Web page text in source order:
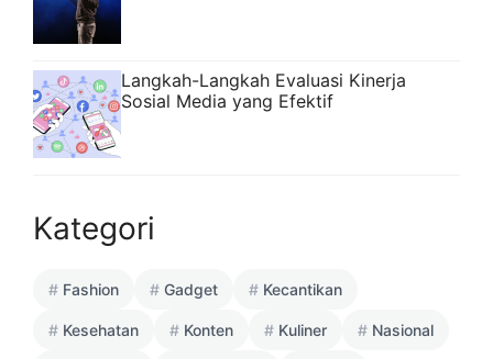
Langkah-Langkah Evaluasi Kinerja
Sosial Media yang Efektif
Kategori
Fashion Gadget Kecantikan
Kesehatan Konten Kuliner Nasional